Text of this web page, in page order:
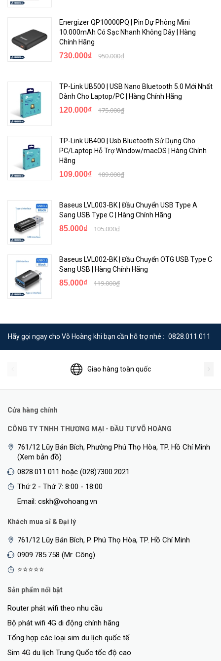
Energizer QP10000PQ | Pin Dự Phòng Mini
10.000mAh Có Sạc Nhanh Không Dây | Hàng
Chính Hãng
730.000₫ 950.000₫
TP-Link UB500 | USB Nano Bluetooth 5.0 Mới Nhất
Dành Cho Laptop/PC | Hàng Chính Hãng
120.000₫ 175.000₫
TP-Link UB400 | Usb Bluetooth Sử Dụng Cho
PC/Laptop Hỗ Trợ Window/macOS | Hàng Chính
Hãng
109.000₫ 189.000₫
Baseus LVL003-BK | Đầu Chuyển USB Type A
Sang USB Type C | Hàng Chính Hãng
85.000₫ 105.000₫
Baseus LVL002-BK | Đầu Chuyển OTG USB Type C
Sang USB | Hàng Chính Hãng
85.000₫ 119.000₫
Hãy gọi ngay cho Võ Hoàng khi bạn cần hỗ trợ nhé : 0828.011.011
Giao hàng toàn quốc
Cửa hàng chính
CÔNG TY TNHH THƯƠNG MẠI - ĐẦU TƯ VÕ HOÀNG
761/12 Lũy Bán Bích, Phường Phú Thọ Hòa, TP. Hồ Chí Minh
(Xem bản đồ)
0828.011.011 hoặc (028)7300.2021
Thứ 2 - Thứ 7: 8:00 - 18:00
Email: cskh@vohoang.vn
Khách mua sỉ & Đại lý
761/12 Lũy Bán Bích, P. Phú Thọ Hòa, TP. Hồ Chí Minh
0909.785.758 (Mr. Công)
⭐⭐⭐⭐⭐
Sản phẩm nổi bật
Router phát wifi theo nhu cầu
Bộ phát wifi 4G di động chính hãng
Tổng hợp các loại sim du lịch quốc tế
Sim 4G du lịch Trung Quốc tốc độ cao